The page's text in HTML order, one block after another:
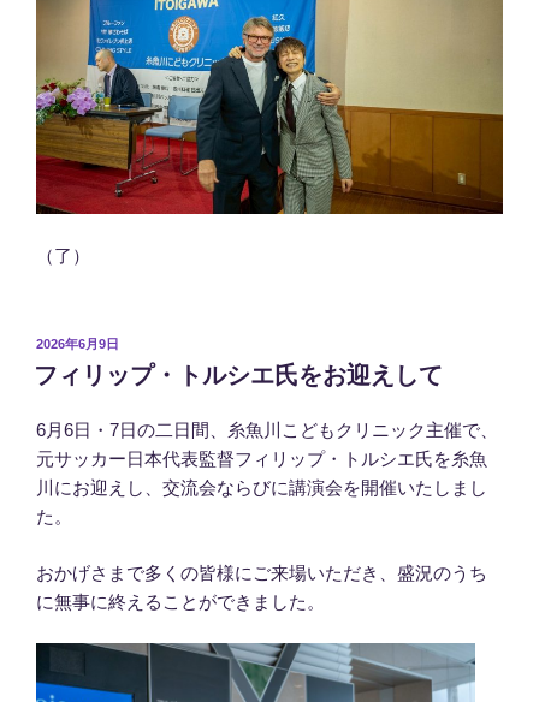
（了）
投
稿
日:
2026年6月9日
フィリップ・トルシエ氏をお迎えして
6月6日・7日の二日間、糸魚川こどもクリニック主催で、
元サッカー日本代表監督フィリップ・トルシエ氏を糸魚
川にお迎えし、交流会ならびに講演会を開催いたしまし
た。
おかげさまで多くの皆様にご来場いただき、盛況のうち
に無事に終えることができました。